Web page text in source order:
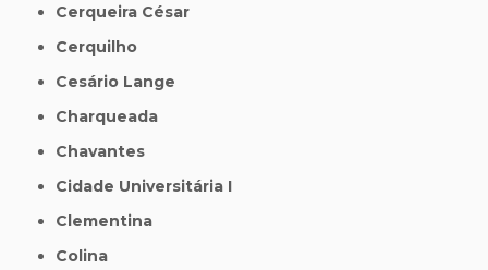
Cerqueira César
Cerquilho
Cesário Lange
Charqueada
Chavantes
Cidade Universitária I
Clementina
Colina